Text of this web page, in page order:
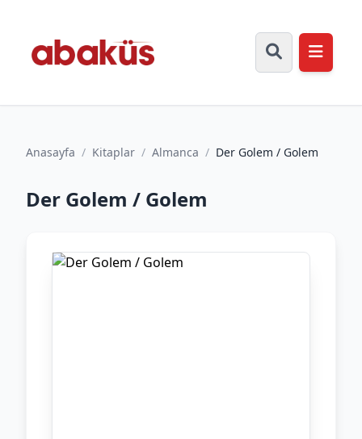
Anasayfa / Kitaplar / Almanca / Der Golem / Golem
Der Golem / Golem